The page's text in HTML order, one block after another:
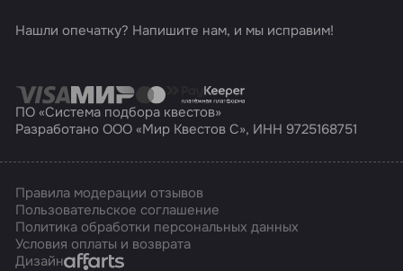
Нашли опечатку? Напишите нам, и мы исправим!
ПО «Система подбора квестов»
Разработано ООО «Мир Квестов С», ИНН 9725168751
Правила модерации отзывов
Пользовательское соглашение
Политика обработки персональных данных
Условия оплаты и возврата
ДизайнAffarts